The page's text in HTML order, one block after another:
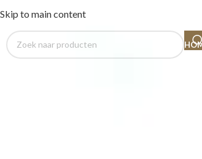
Skip to main content